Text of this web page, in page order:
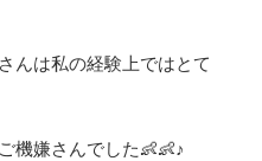
んは私の経験上ではとて
機嫌さんでした👶👶♪